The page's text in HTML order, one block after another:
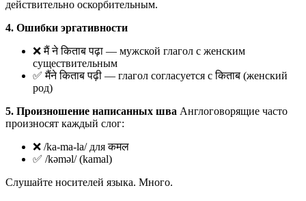
действительно оскорбительным.
4. Ошибки эргативности
❌ मैं ने किताब पढ़ा — мужской глагол с женским
существительным
✅ मैंने किताब पढ़ी — глагол согласуется с किताब (женский
род)
5. Произношение написанных шва Англоговорящие часто
произносят каждый слог:
❌ /ka-ma-la/ для कमल
✅ /kəməl/ (kamal)
Слушайте носителей языка. Много.